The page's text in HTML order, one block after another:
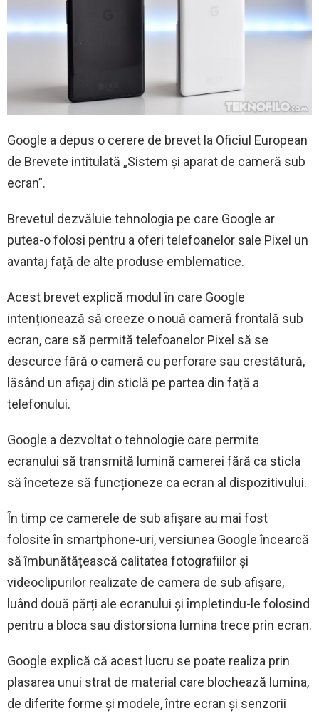
Google a depus o cerere de brevet la Oficiul European
de Brevete intitulată „Sistem și aparat de cameră sub
ecran”.
Brevetul dezvăluie tehnologia pe care Google ar
putea-o folosi pentru a oferi telefoanelor sale Pixel un
avantaj față de alte produse emblematice.
Acest brevet explică modul în care Google
intenționează să creeze o nouă cameră frontală sub
ecran, care să permită telefoanelor Pixel să se
descurce fără o cameră cu perforare sau crestătură,
lăsând un afișaj din sticlă pe partea din față a
telefonului.
Google a dezvoltat o tehnologie care permite
ecranului să transmită lumină camerei fără ca sticla
să înceteze să funcționeze ca ecran al dispozitivului.
În timp ce camerele de sub afișare au mai fost
folosite în smartphone-uri, versiunea Google încearcă
să îmbunătățească calitatea fotografiilor și
videoclipurilor realizate de camera de sub afișare,
luând două părți ale ecranului și împletindu-le folosind
pentru a bloca sau distorsiona lumina trece prin ecran.
Google explică că acest lucru se poate realiza prin
plasarea unui strat de material care blochează lumina,
de diferite forme și modele, între ecran și senzorii